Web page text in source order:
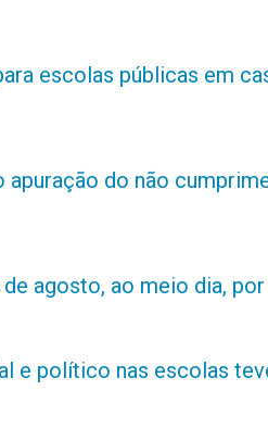
escolas públicas em
do não
agosto, ao meio dia,
e político nas escolas